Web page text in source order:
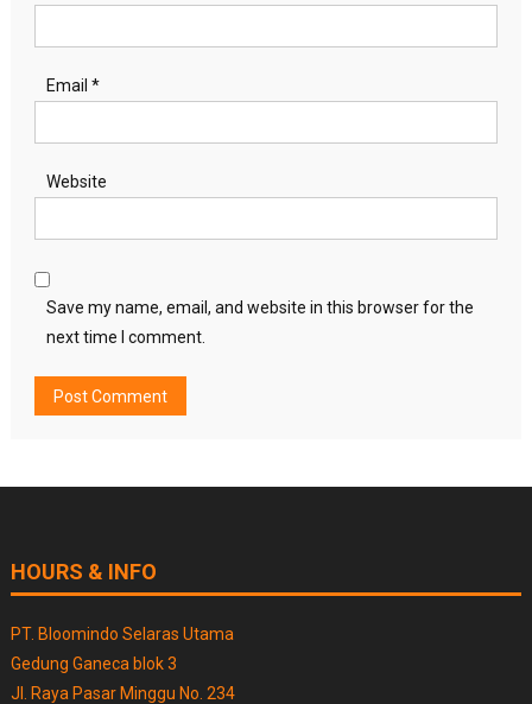
Email *
Website
Save my name, email, and website in this browser for the
next time I comment.
HOURS & INFO
PT. Bloomindo Selaras Utama
Gedung Ganeca blok 3
Jl. Raya Pasar Minggu No. 234